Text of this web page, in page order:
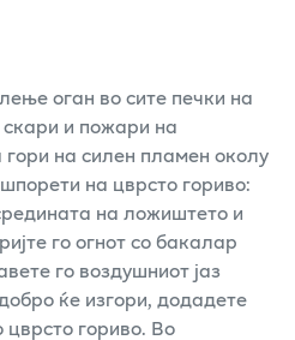
оган во сите печки на
и пожари на
на силен пламен околу
на цврсто гориво:
на ложиштето и
го огнот со бакалар
го воздушниот јаз
ќе изгори, додадете
гориво. Во